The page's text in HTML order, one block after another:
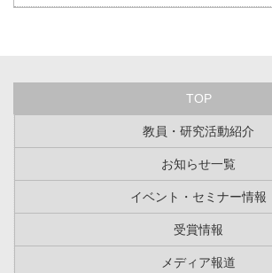
TOP
教員・研究活動紹介
お知らせ一覧
イベント・セミナー情報
受賞情報
メディア報道